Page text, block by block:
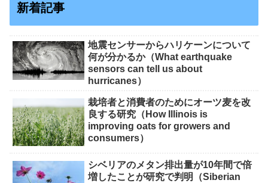
新着記事
地震センサーからハリケーンについて
何が分かるか（What earthquake
sensors can tell us about
hurricanes）
栽培者と消費者のためにオーツ麦を改
良する研究（How Illinois is
improving oats for growers and
consumers）
シベリアのメタン排出量が10年間で倍
増したことが研究で判明（Siberian